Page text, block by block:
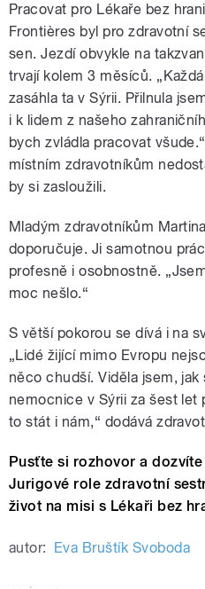
Pracovat pro Lékaře bez
Frontières byl pro zdravotní
sen. Jezdí obvykle na
trvají kolem 3 měsíců.
zasáhla ta v Sýrii. Přilnula
i k lidem z našeho
bych zvládla pracovat
místním zdravotníkům
by si zasloužili.
Mladým zdravotníkům
doporučuje. Ji samotnou
profesně i osobnostně.
moc nešlo.“
S větší pokorou se dívá i na
„Lidé žijící mimo Evropu
něco chudší. Viděla jsem,
nemocnice v Sýrii za šest let
to stát i nám,“ dodává
Pusťte si rozhovor a
Jurigové role zdravotní
život na misi s Lékaři bez
autor: Eva Bruštík Svoboda